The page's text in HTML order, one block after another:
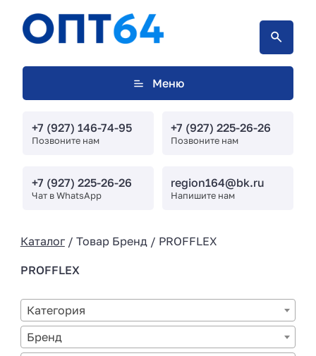
Меню
+7 (927) 146-74-95
Позвоните нам
+7 (927) 225-26-26
Позвоните нам
+7 (927) 225-26-26
Чат в WhatsApp
region164@bk.ru
Напишите нам
Каталог/ Товар Бренд / PROFFLEX
PROFFLEX
Категория
Бренд